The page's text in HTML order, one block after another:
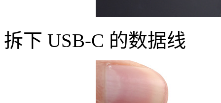
拆下 USB-C 的数据线